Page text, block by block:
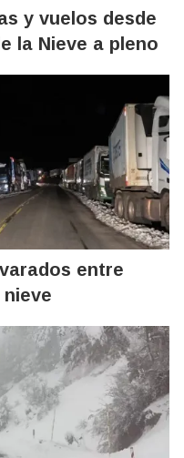
y vuelos desde
la Nieve a pleno
entre